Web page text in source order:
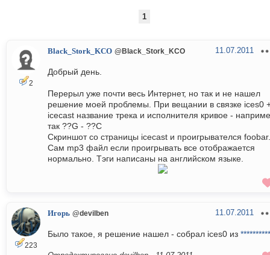
1
2
Black_Stork_KCO @Black_Stork_KCO 11.07.2011
Добрый день.
Перерыл уже почти весь Интернет, но так и не нашел
решение моей проблемы. При вещании в связке ices0
icecast название трека и исполнителя кривое -
так ??G - ??C
Скриншот со страницы icecast и проигрывателся foobar.
Сам mp3 файл если проигрывать все отображается
нормально. Тэги написаны на английском языке.
223
Игорь @devilben 11.07.2011
Было такое, я решение нашел - собрал ices0 из **********